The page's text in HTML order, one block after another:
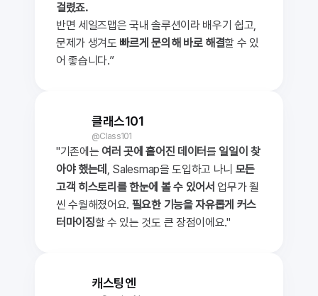
걸렸죠.
반면 세일즈맵은 국내 솔루션이라 배우기 쉽고,
문제가 생겨도 빠르게 문의해 바로 해결할 수 있
어 좋습니다.”
클래스101
@Class101
"기존에는 여러 곳에 흩어진 데이터를 일일이 찾
아야 했는데 , Salesmap을 도입하고 나니 모든
고객 히스토리를 한눈에 볼 수 있어서 업무가 훨
씬 수월해졌어요. 필요한 기능을 자유롭게 커스
터마이징할 수 있는 것도 큰 장점이에요."
캐스팅엔